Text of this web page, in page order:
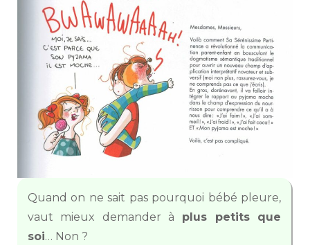
Quand on ne sait pas pourquoi bébé pleure,
vaut mieux demander à plus petits que
soi… Non ?